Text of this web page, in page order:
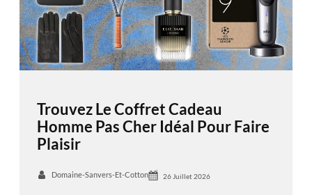
Trouvez Le Coffret Cadeau
Homme Pas Cher Idéal Pour Faire
Plaisir
Domaine-Sanvers-Et-Cotton 26 Juillet 2026